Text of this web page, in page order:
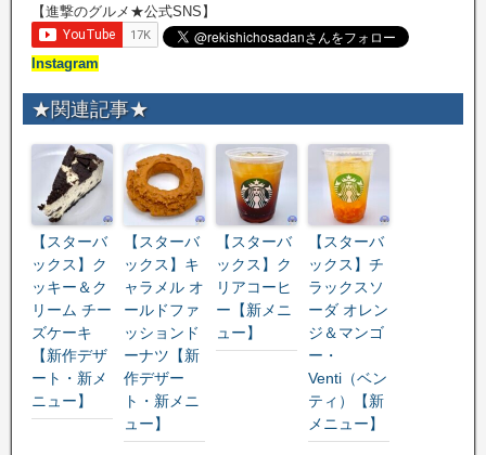
【進撃のグルメ★公式SNS】
Instagram
★関連記事★
【スターバ
ックス】ク
ッキー＆ク
リーム チー
ズケーキ
【新作デザ
ート・新メ
ニュー】
【スターバ
ックス】キ
ャラメル オ
ールドファ
ッションド
ーナツ【新
作デザー
ト・新メニ
ュー】
【スターバ
ックス】ク
リアコーヒ
ー【新メニ
ュー】
【スターバ
ックス】チ
ラックスソ
ーダ オレン
ジ＆マンゴ
ー・
Venti（ベン
ティ）【新
メニュー】